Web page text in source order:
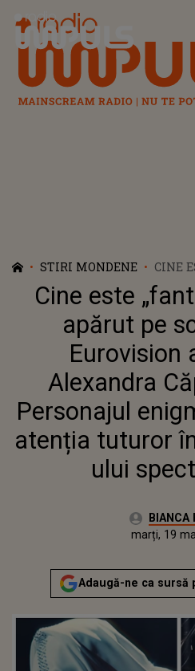
Radio Impuls
STIRI MONDENE
CINE
Cine este
apărut pe
Eurovision
Alexandra
Personajul
atenția tuturor
ului
Autor:BIANCA
Actualizat:
marți, 19
Adaugă-ne ca sursă